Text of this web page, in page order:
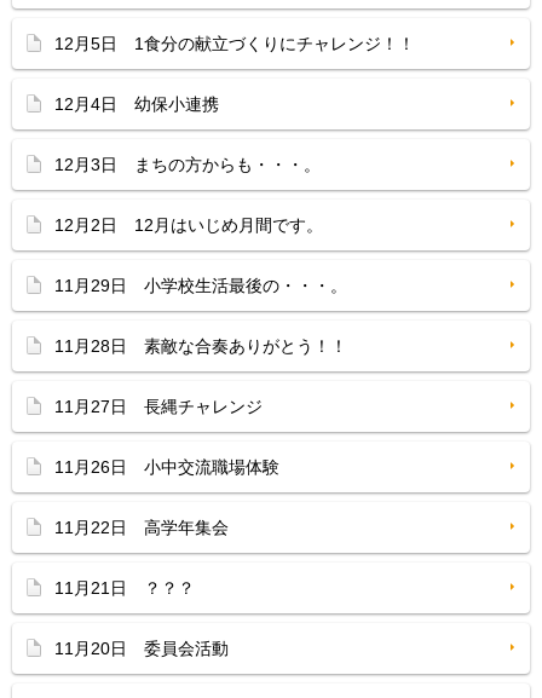
12月5日 1食分の献立づくりにチャレンジ！！
12月4日 幼保小連携
12月3日 まちの方からも・・・。
12月2日 12月はいじめ月間です。
11月29日 小学校生活最後の・・・。
11月28日 素敵な合奏ありがとう！！
11月27日 長縄チャレンジ
11月26日 小中交流職場体験
11月22日 高学年集会
11月21日 ？？？
11月20日 委員会活動